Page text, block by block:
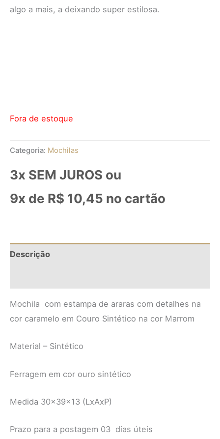
algo a mais, a deixando super estilosa.
Fora de estoque
Categoria: Mochilas
3x SEM JUROS ou
9x de R$ 10,45 no cartão
Descrição
Mochila com estampa de araras com detalhes na
cor caramelo em Couro Sintético na cor Marrom
Material – Sintético
Ferragem em cor ouro sintético
Medida 30x39x13 (LxAxP)
Prazo para a postagem 03 dias úteis